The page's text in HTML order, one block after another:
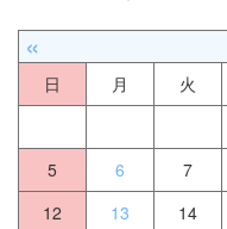
«
日 月 火
5
6 7
12
13 14